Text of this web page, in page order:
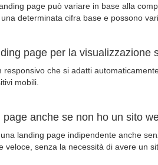
page può variare in base alla
determinata cifra base e possono
page per la visualizzazione
responsivo che si adatti
mobili.
anche se non ho un sito
landing page indipendente anche
veloce, senza la necessità di avere un